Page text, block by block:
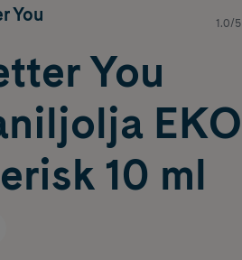
You 1.0/5
You
EKO
10 ml